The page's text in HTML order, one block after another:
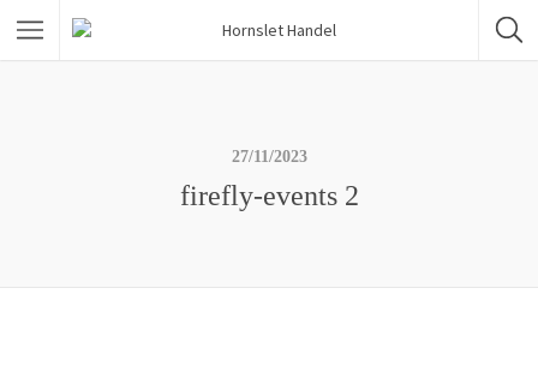
27/11/2023
firefly-events 2